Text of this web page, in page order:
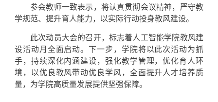
参会教师一致表示，将认真贯彻会议精神，严守教
学规范、提升育人能力，以实际行动投身教风建设。
此次动员大会的召开，标志着人工智能学院教风建
设活动月全面启动。下一步，学院将以此次活动为抓
手，持续深化内涵建设，强化教学管理，优化育人环
境，以优良教风带动优良学风，全面提升人才培养质
量，为学院高质量发展提供坚强保障。